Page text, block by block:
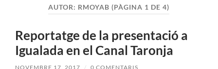
AUTOR: RMOYAB (PÀGINA 1 DE 4)
Reportatge de la presentació a
Igualada en el Canal Taronja
NOVEMBRE 17, 2017 / 0 COMENTARIS